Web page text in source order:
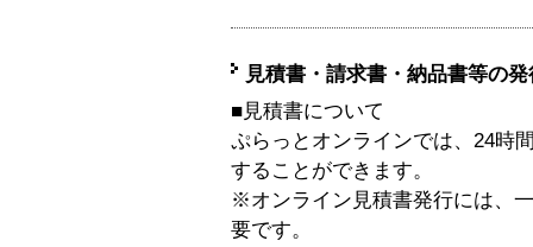
見積書・請求書・納品書等の
■見積書について
ぷらっとオンラインでは、24時
することができます。
※オンライン見積書発行には、
要です。